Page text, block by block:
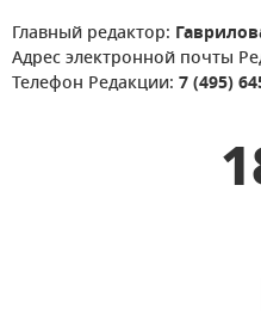
Главный редактор:
Адрес электронной почты
Телефон Редакции: 7 (495)